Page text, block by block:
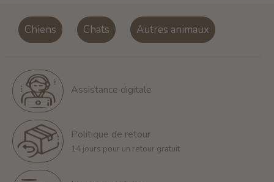
Chiens Chats Autres animaux
Assistance digitale
Politique de retour
14 jours pour un retour gratuit